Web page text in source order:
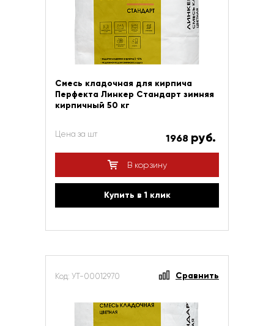
Смесь кладочная для кирпича
Перфекта Линкер Стандарт зимняя
кирпичный 50 кг
Цена за шт 1968 руб.
В корзину
Купить в 1 клик
Код: УТ-00012970 Сравнить